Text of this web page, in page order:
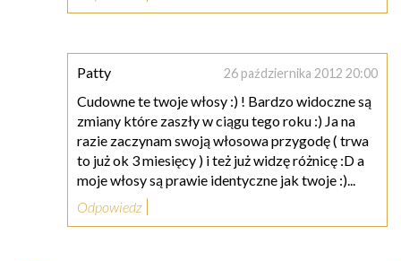
Patty 26 października 2012 20:00
Cudowne te twoje włosy :) ! Bardzo widoczne są
zmiany które zaszły w ciągu tego roku :) Ja na
razie zaczynam swoją włosowa przygodę ( trwa
to już ok 3 miesięcy ) i też już widzę różnicę :D a
moje włosy są prawie identyczne jak twoje :)...
Odpowiedz